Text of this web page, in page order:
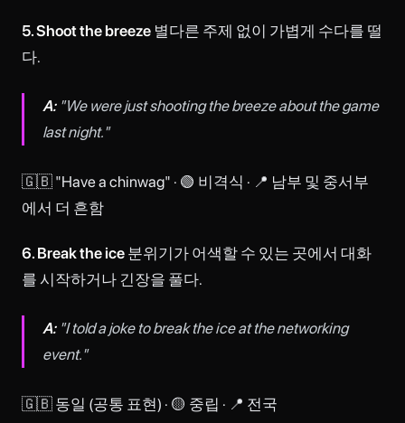
5. Shoot the breeze 별다른 주제 없이 가볍게 수다를 떨
다.
A:"We were just shooting the breeze about the game
last night."
🇬🇧 "Have a chinwag" · 🟢 비격식 · 📍 남부 및 중서부
에서 더 흔함
6. Break the ice 분위기가 어색할 수 있는 곳에서 대화
를 시작하거나 긴장을 풀다.
A:"I told a joke to break the ice at the networking
event."
🇬🇧 동일 (공통 표현) · 🟡 중립 · 📍 전국